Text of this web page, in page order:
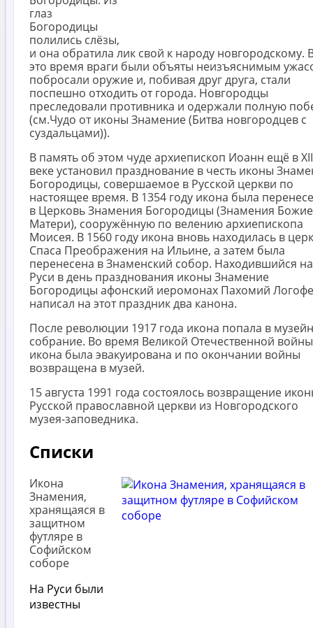
глаз
Богородицы
полились слёзы,
и она обратила лик свой к народу новгородскому.
это время враги были объяты неизъяснимым
побросали оружие и, побивая друг друга, стали
поспешно отходить от города. Новгородцы
преследовали противника и одержали полную
(см.Чудо от иконы Знамение (Битва новгородцев с
суздальцами)).
В память об этом чуде архиепископ Иоанн ещё в XII
веке установил празднование в честь иконы
Богородицы, совершаемое в Русской церкви по
настоящее время. В 1354 году икона была
в Церковь Знамения Богородицы (Знамения
Матери), сооружённую по велению архиепископа
Моисея. В 1560 году икона вновь находилась в
Спаса Преображения на Ильине, а затем была
перенесена в Знаменский собор. Находившийся на
Руси в день празднования иконы Знамение
Богородицы афонский иеромонах Пахомий
написал на этот праздник два канона.
После революции 1917 года икона попала в
собрание. Во время Великой Отечественной войны
икона была эвакуирована и по окончании войны
возвращена в музей.
15 августа 1991 года состоялось возвращение
Русской православной церкви из Новгородского
музея-заповедника.
Списки
Икона
Знамения,
хранящаяся в
защитном
футляре в
Софийском
соборе
На Руси были
известны